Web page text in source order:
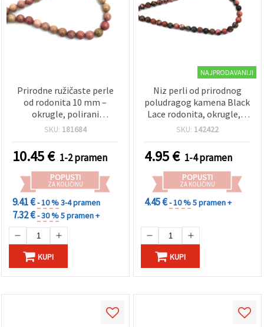
Prirodne ružičaste perle
od rodonita 10 mm –
okrugle, polirani
poludragi kamen; cijeli niz
nakita, narukvice i hobi
projekte
SKU: 181684
10.45€ 1-2 pramen
POPUSTI
ZA KOLIČINU
9.41 €- 10 %3-4 pramen
7.32 €- 30 %5 pramen +
KUPI
NAJPRODAVANIJI
Niz perli od prirodnog
poludragog kamena Black
Lace rodonita, okrugle, 6
mm, ~63 komada
SKU: 142422
4.95€ 1-4 pramen
POPUSTI
ZA KOLIČINU
4.45 €- 10 %5 pramen +
KUPI